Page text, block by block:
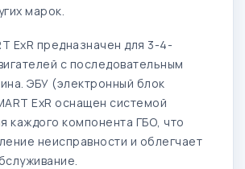
марок.
ExR предназначен для 3-4-
с последовательным
ЭБУ (электронный блок
ExR оснащен системой
каждого компонента ГБО, что
неисправности и облегчает